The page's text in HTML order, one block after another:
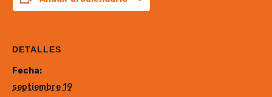
DETALLES
Fecha:
septiembre 19